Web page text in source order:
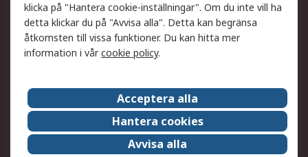
Leverans
Spåra din order
Begär en fakturakopi
Fördelar med RS-konto
Betalningsalternativ
Om RS
Försäljningsvillkor
Det juridiska
Press Centre
Jobba hos RS
ESG
klicka på "Hantera cookie-inställningar". Om du inte vill ha
detta klickar du på "Avvisa alla". Detta kan begränsa
åtkomsten till vissa funktioner. Du kan hitta mer
information i vårcookie policy.
Acceptera alla
Hantera cookies
Avvisa alla